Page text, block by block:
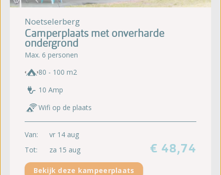
Noetselerberg
Camperplaats met onverharde
ondergrond
Max. 6 personen
80 - 100 m2
10 Amp
Wifi op de plaats
Van:
vr 14 aug
Tot:
za 15 aug € 48,74
Bekijk deze kampeerplaats